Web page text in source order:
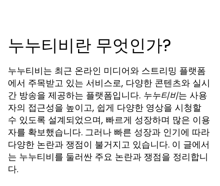
누누티비란 무엇인가?
누누티비는 최근 온라인 미디어와 스트리밍 플랫폼
에서 주목받고 있는 서비스로, 다양한 콘텐츠와 실시
간 방송을 제공하는 플랫폼입니다. 누누티비는 사용
자의 접근성을 높이고, 쉽게 다양한 영상을 시청할
수 있도록 설계되었으며, 빠르게 성장하며 많은 이용
자를 확보했습니다. 그러나 빠른 성장과 인기에 따라
다양한 논란과 쟁점이 불거지고 있습니다. 이 글에서
는 누누티비를 둘러싼 주요 논란과 쟁점을 정리합니
다.